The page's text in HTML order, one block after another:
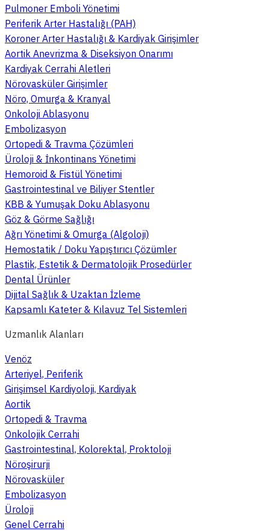
Pulmoner Emboli Yönetimi
Periferik Arter Hastalığı (PAH)
Koroner Arter Hastalığı & Kardiyak Girişimler
Aortik Anevrizma & Diseksiyon Onarımı
Kardiyak Cerrahi Aletleri
Nörovasküler Girişimler
Nöro, Omurga & Kranyal
Onkoloji Ablasyonu
Embolizasyon
Ortopedi & Travma Çözümleri
Üroloji & İnkontinans Yönetimi
Hemoroid & Fistül Yönetimi
Gastrointestinal ve Biliyer Stentler
KBB & Yumuşak Doku Ablasyonu
Göz & Görme Sağlığı
Ağrı Yönetimi & Omurga (Algoloji)
Hemostatik / Doku Yapıştırıcı Çözümler
Plastik, Estetik & Dermatolojik Prosedürler
Dental Ürünler
Dijital Sağlık & Uzaktan İzleme
Kapsamlı Kateter & Kılavuz Tel Sistemleri
Uzmanlık Alanları
Venöz
Arteriyel, Periferik
Girişimsel Kardiyoloji, Kardiyak
Aortik
Ortopedi & Travma
Onkolojik Cerrahi
Gastrointestinal, Kolorektal, Proktoloji
Nöroşirurji
Nörovasküler
Embolizasyon
Üroloji
Genel Cerrahi